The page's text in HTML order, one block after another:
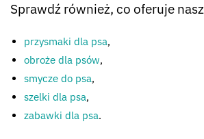
Sprawdź również, co oferuje nasz
przysmaki dla psa,
obroże dla psów,
smycze do psa,
szelki dla psa,
zabawki dla psa.